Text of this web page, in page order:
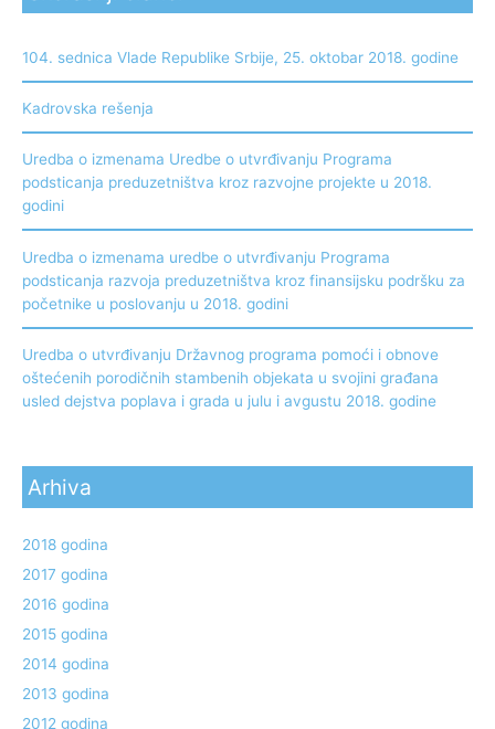
104. sednica Vlade Republike Srbije, 25. oktobar 2018. godine
Kadrovska rešenja
Uredba o izmenama Uredbe o utvrđivanju Programa
podsticanja preduzetništva kroz razvojne projekte u 2018.
godini
Uredba o izmenama uredbe o utvrđivanju Programa
podsticanja razvoja preduzetništva kroz finansijsku podršku za
početnike u poslovanju u 2018. godini
Uredba o utvrđivanju Državnog programa pomoći i obnove
oštećenih porodičnih stambenih objekata u svojini građana
usled dejstva poplava i grada u julu i avgustu 2018. godine
Arhiva
2018 godina
2017 godina
2016 godina
2015 godina
2014 godina
2013 godina
2012 godina